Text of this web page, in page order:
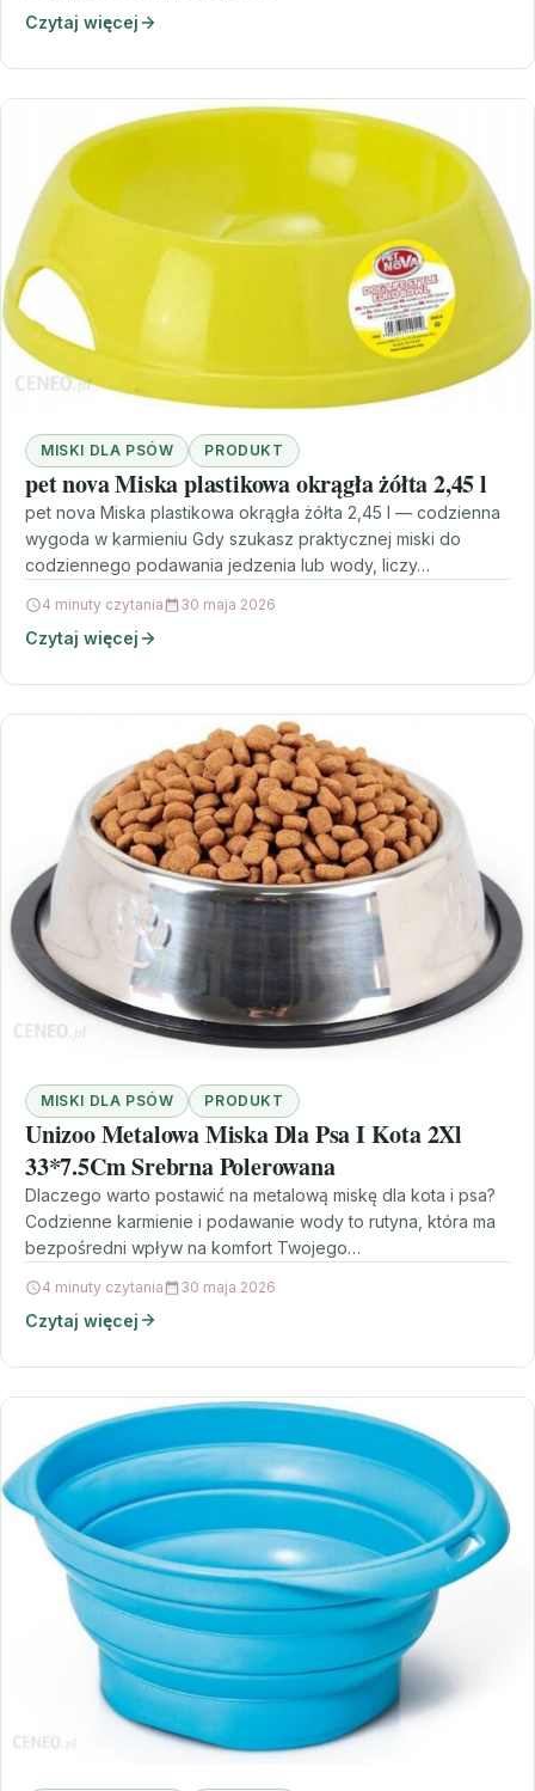
Czytaj więcej
MISKI DLA PSÓW PRODUKT
pet nova Miska plastikowa okrągła żółta 2,45 l
pet nova Miska plastikowa okrągła żółta 2,45 l — codzienna
wygoda w karmieniu Gdy szukasz praktycznej miski do
codziennego podawania jedzenia lub wody, liczy…
4 minuty czytania 30 maja 2026
Czytaj więcej
MISKI DLA PSÓW PRODUKT
Unizoo Metalowa Miska Dla Psa I Kota 2Xl
33*7.5Cm Srebrna Polerowana
Dlaczego warto postawić na metalową miskę dla kota i psa?
Codzienne karmienie i podawanie wody to rutyna, która ma
bezpośredni wpływ na komfort Twojego…
4 minuty czytania 30 maja 2026
Czytaj więcej